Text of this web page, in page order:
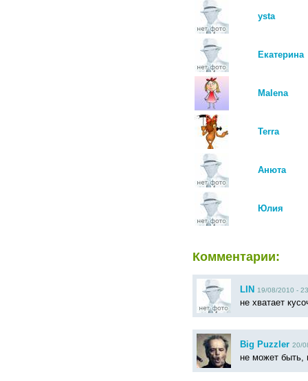
ysta
Екатерина
Malena
Terra
Анюта
Юлия
Комментарии:
LIN 19/08/2010 -
не хватает
Big Puzzler 20/
не может быть,